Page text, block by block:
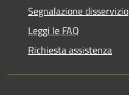
Segnalazione disservizio
Leggi le FAQ
Richiesta assistenza